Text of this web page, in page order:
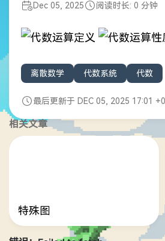
Dec 05, 2025 阅读时长: 0 分钟
离散数学 代数系统 代数
最后更新于 DEC 05, 2025 17:01
相关文章
特殊图